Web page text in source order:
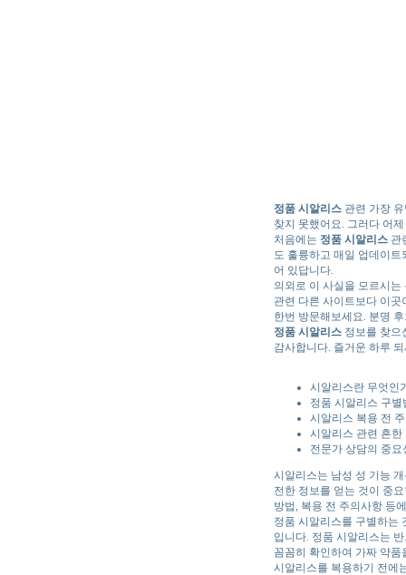
정품 시알리스 관련 가장
찾지 못했어요. 그러다 어
처음에는 정품 시알리스 관
도 훌륭하고 매일 업데이
어 있답니다.
의외로 이 사실을 모르시
관련 다른 사이트보다 이
한번 방문해보세요. 분명
정품 시알리스 정보를 찾으
감사합니다. 즐거운 하루
시알리스란 무엇인
정품 시알리스 구별
시알리스 복용 전
시알리스 관련 흔한
전문가 상담의 중요
시알리스는 남성 성 기능
전한 정보를 얻는 것이 중
방법, 복용 전 주의사항 등
정품 시알리스를 구별하는
입니다. 정품 시알리스는
꼼꼼히 확인하여 가짜 약품
시알리스를 복용하기 전에